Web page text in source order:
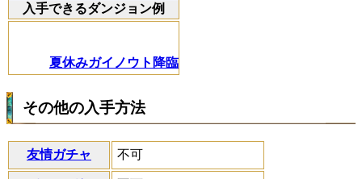
入手できるダンジョン例
夏休みガイノウト降臨
その他の入手方法
友情ガチャ 不可